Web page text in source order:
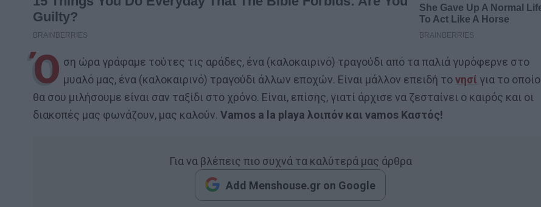
Ό ση ώρα γράφαμε τούτες τις αράδες, ένα (καλοκαιρινό) τραγούδι από τα παλιά γυρόφερνε στο
μυαλό μας, ένα (καλοκαιρινό) τραγούδι άλλων εποχών. Είναι μάλλον επειδή τονησί για το οποίο
θα σου μιλήσουμε είναι σαν ταξίδι στο χρόνο. Είναι, επίσης, γιατί άρχισε να ζεσταίνει ο καιρός και οι
διακοπές μας φωνάζουν, μας καλούν. Vamos a la playa λοιπόν και vamos Καστός!
Για να βλέπεις πιο συχνά τα καλύτερά μας άρθρα
Add Menshouse.gr on Google